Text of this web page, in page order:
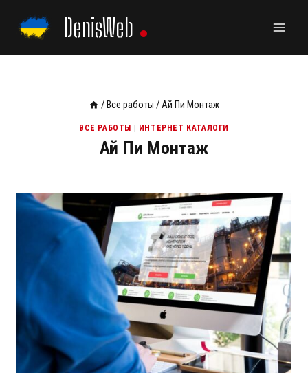
содержанию
DenisWeb
/Все работы /Ай Пи Монтаж
ВСЕ РАБОТЫ ИНТЕРНЕТ КАТАЛОГИ
Ай Пи Монтаж